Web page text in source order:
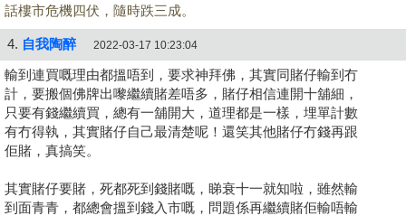
話樓市危機四伏，隨時跌三成。
4. 自我陶醉 2022-03-17 10:23:04
輸到連買嘅理由都搵唔到，要求神拜佛，其實同賭仔輸到冇
計，要搬個佛牌出嚟繼續賭差唔多，賭仔相信連開十舖細，
只要有錢繼續買，總有一舖開大，道理都是一樣，埋單計數
有冇得執，其實賭仔自己最清楚呢！還笑其他賭仔冇錢再跟
佢賭，真搞笑。
其實賭仔要賭，死都死到錢賭嘅，睇衰十一就知啦，雖然輸
到面青青，都總會搵到錢入市嘅，問題係再繼續賭佢輸唔輸